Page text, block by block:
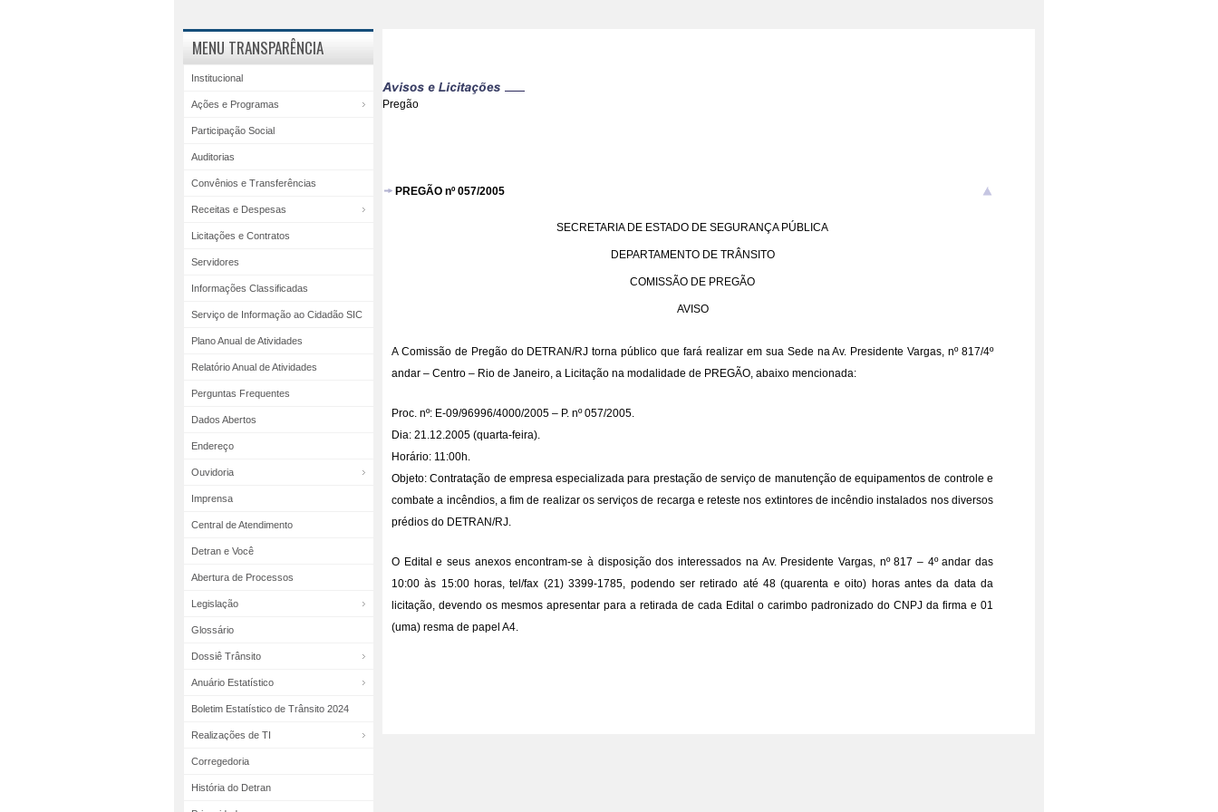
MENU TRANSPARÊNCIA
Institucional
Ações e Programas
Participação Social
Auditorias
Convênios e Transferências
Receitas e Despesas
Licitações e Contratos
Servidores
Informações Classificadas
Serviço de Informação ao Cidadão SIC
Plano Anual de Atividades
Relatório Anual de Atividades
Perguntas Frequentes
Dados Abertos
Endereço
Ouvidoria
Imprensa
Central de Atendimento
Detran e Você
Abertura de Processos
Legislação
Glossário
Dossiê Trânsito
Anuário Estatístico
Boletim Estatístico de Trânsito 2024
Realizações de TI
Corregedoria
História do Detran
Pregão
PREGÃO nº 057/2005
SECRETARIA DE ESTADO DE SEGURANÇA PÚBLICA
DEPARTAMENTO DE TRÂNSITO
COMISSÃO DE PREGÃO
AVISO
A Comissão de Pregão do DETRAN/RJ torna público que fará realizar em sua Sede na Av. Presidente Vargas, nº 817/4º
andar – Centro – Rio de Janeiro, a Licitação na modalidade de PREGÃO, abaixo mencionada:
Proc. nº: E-09/96996/4000/2005 – P. nº 057/2005.
Dia: 21.12.2005 (quarta-feira).
Horário: 11:00h.
Objeto: Contratação de empresa especializada para prestação de serviço de manutenção de equipamentos de controle e
combate a incêndios, a fim de realizar os serviços de recarga e reteste nos extintores de incêndio instalados nos diversos
prédios do DETRAN/RJ.
O Edital e seus anexos encontram-se à disposição dos interessados na Av. Presidente Vargas, nº 817 – 4º andar das
10:00 às 15:00 horas, tel/fax (21) 3399-1785, podendo ser retirado até 48 (quarenta e oito) horas antes da data da
licitação, devendo os mesmos apresentar para a retirada de cada Edital o carimbo padronizado do CNPJ da firma e 01
(uma) resma de papel A4.